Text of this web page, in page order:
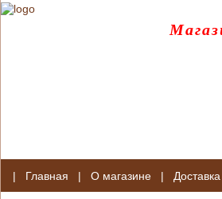
| Главная | О магазине |